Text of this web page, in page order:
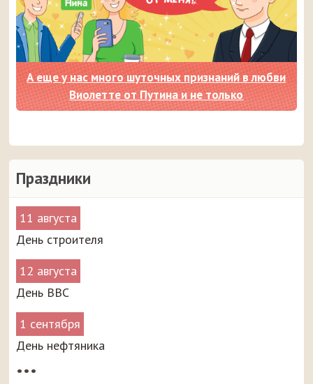
Праздники
11 августа
День строителя
12 августа
День ВВС
1 сентября
День нефтяника
•••
А еще у нас много шуточных признаний в любви
Виолетте от Путина и не только